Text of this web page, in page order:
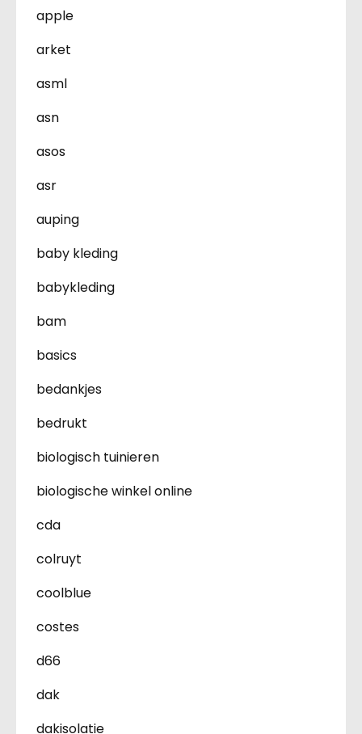
apple
arket
asml
asn
asos
asr
auping
baby kleding
babykleding
bam
basics
bedankjes
bedrukt
biologisch tuinieren
biologische winkel online
cda
colruyt
coolblue
costes
d66
dak
dakisolatie